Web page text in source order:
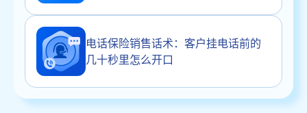
电话保险销售话术：客户挂电话前的
几十秒里怎么开口